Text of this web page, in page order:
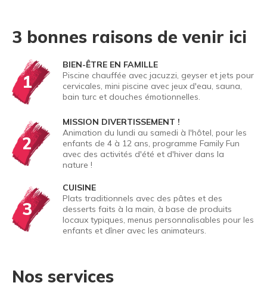
3 bonnes raisons de venir ici
1
BIEN-ÊTRE EN FAMILLE
Piscine chauffée avec jacuzzi, geyser et jets pour
cervicales, mini piscine avec jeux d'eau, sauna,
bain turc et douches émotionnelles.
2
MISSION DIVERTISSEMENT !
Animation du lundi au samedi à l'hôtel, pour les
enfants de 4 à 12 ans, programme Family Fun
avec des activités d'été et d'hiver dans la
nature !
3
CUISINE
Plats traditionnels avec des pâtes et des
desserts faits à la main, à base de produits
locaux typiques, menus personnalisables pour les
enfants et dîner avec les animateurs.
Nos services